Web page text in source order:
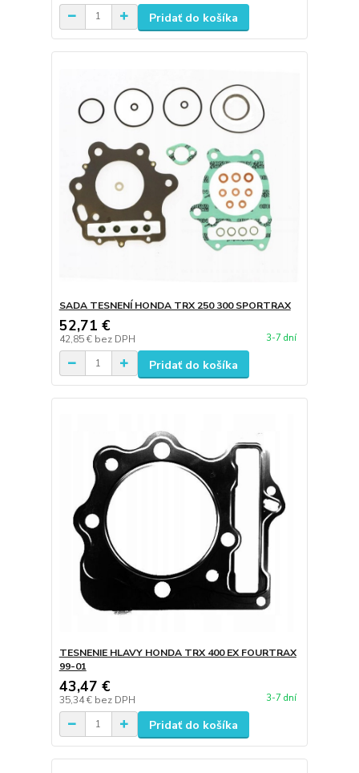
Pridať do košíka
SADA TESNENÍ HONDA TRX 250 300 SPORTRAX
52,71 €
42,85 € bez DPH 3-7 dní
Pridať do košíka
TESNENIE HLAVY HONDA TRX 400 EX FOURTRAX
99-01
43,47 €
35,34 € bez DPH 3-7 dní
Pridať do košíka